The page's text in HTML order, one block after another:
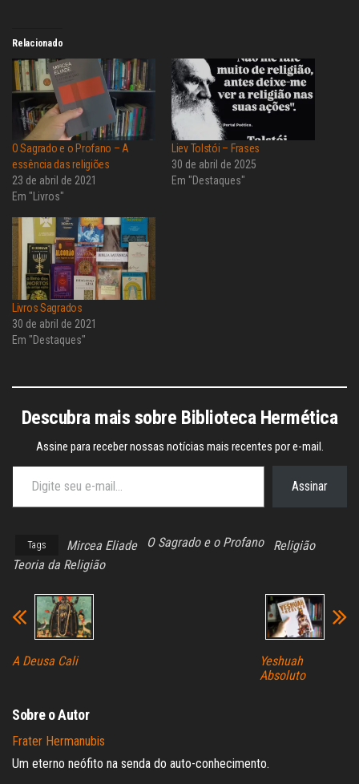
Relacionado
O Sagrado e o Profano – A
essência das religiões
23 de abril de 2021
Em "Livros"
Liev Tolstói – Frases
30 de abril de 2025
Em "Destaques"
Livros Sagrados
30 de abril de 2021
Em "Destaques"
Descubra mais sobre Biblioteca Hermética
Assine para receber nossas notícias mais recentes por e-mail.
Digite seu e-mail…
Assinar
Tags Mircea Eliade O Sagrado e o Profano
Religião
Teoria da Religião
A Deusa Cali
Yeshuah
Absoluto
Sobre o Autor
Frater Hermanubis
Um eterno neófito na senda do auto-conhecimento.